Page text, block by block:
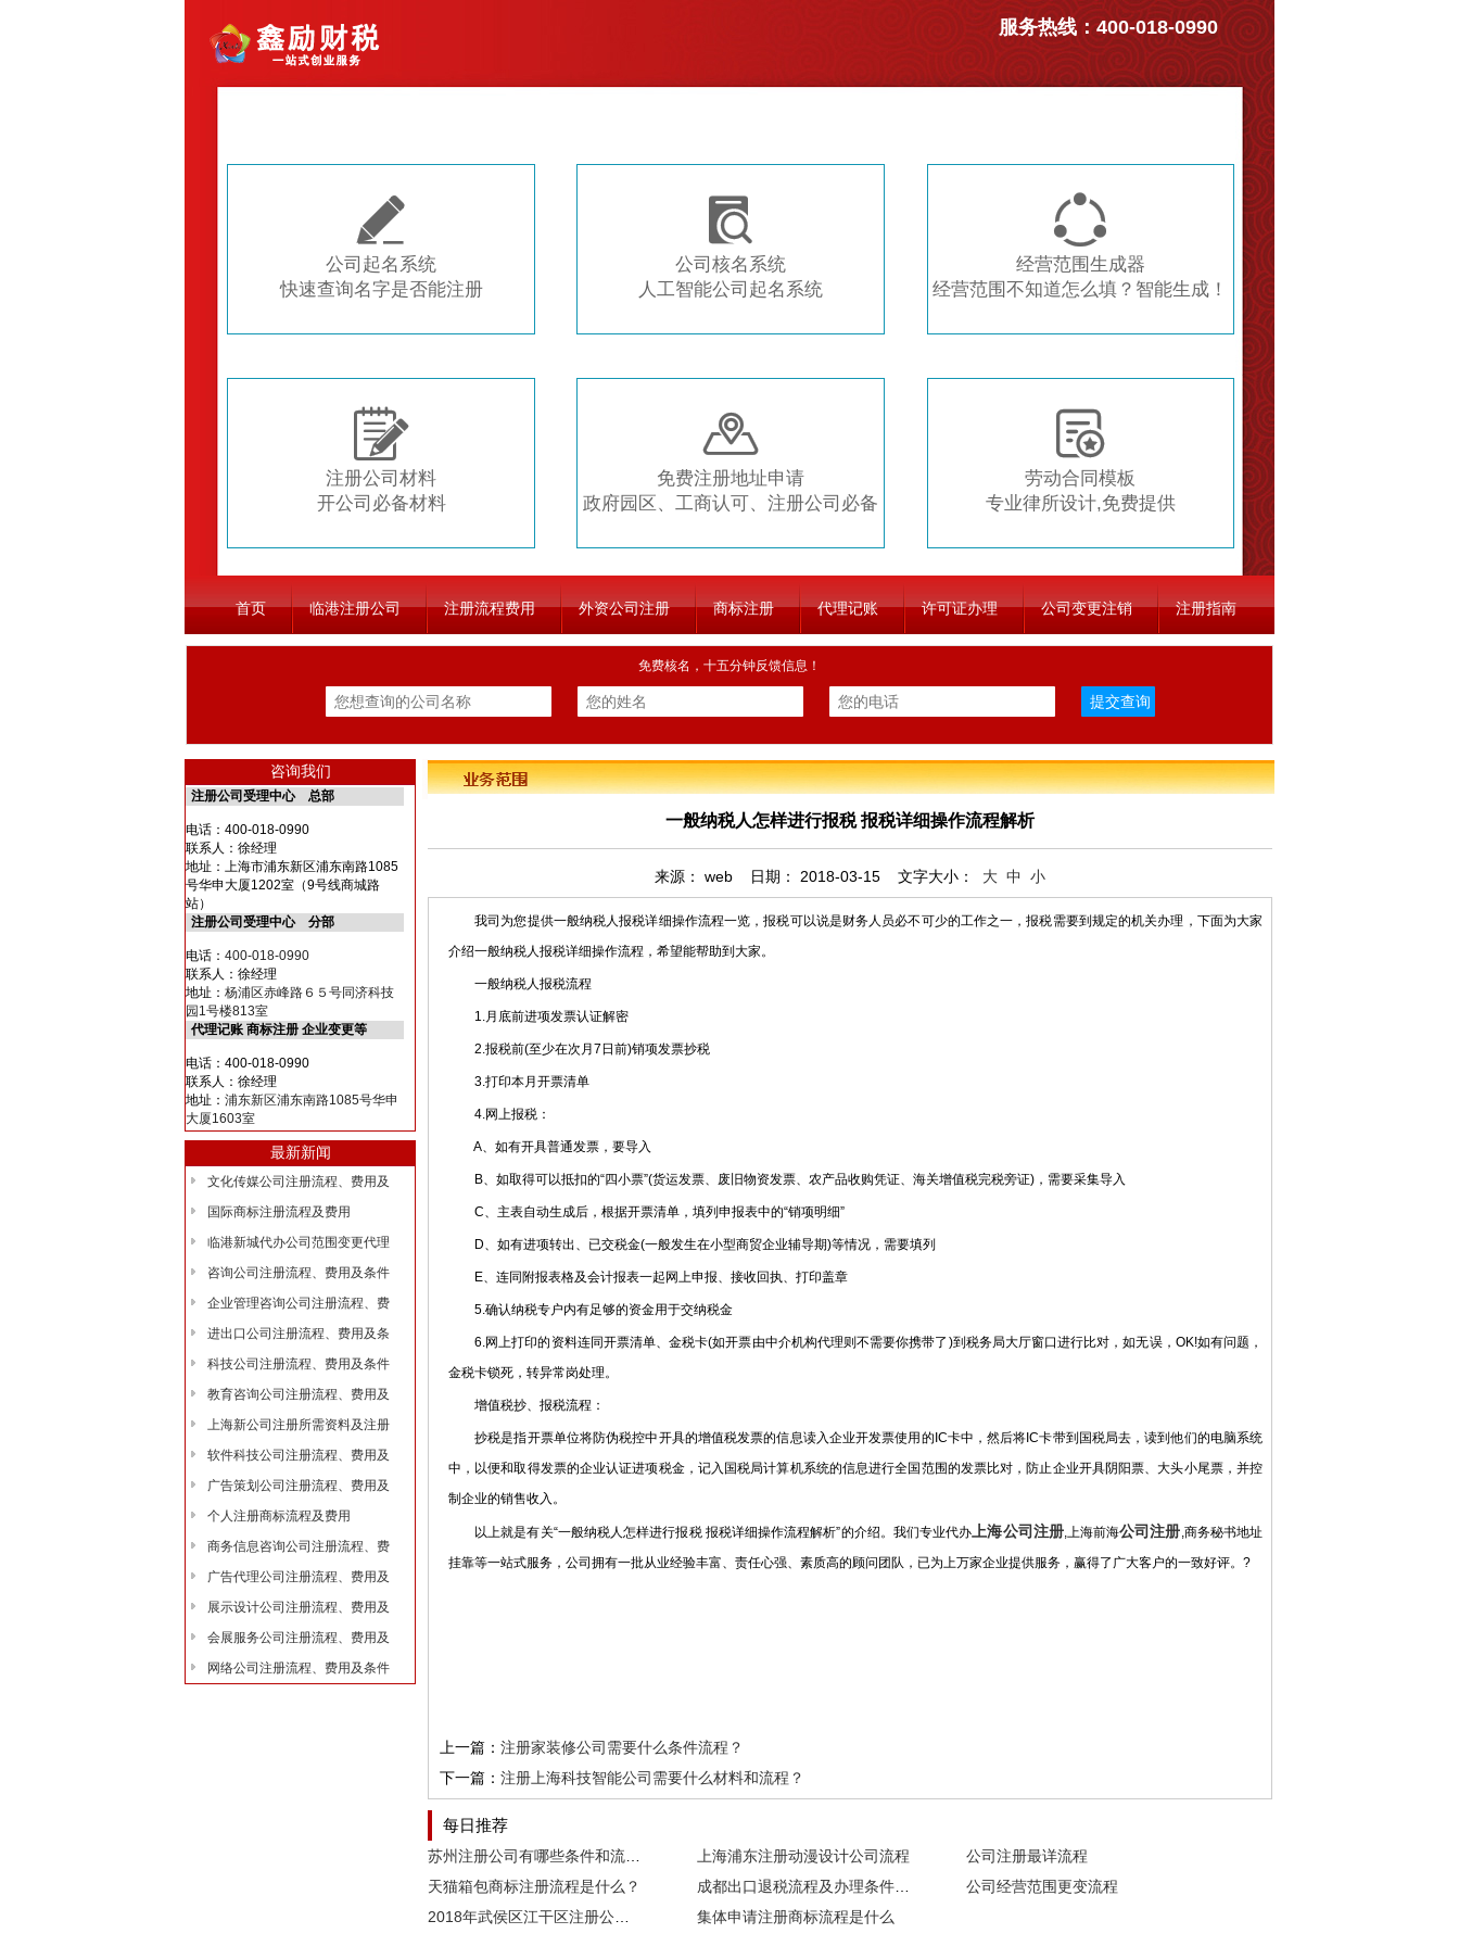

公司起名系统
快速查询名字是否能注册

公司核名系统
人工智能公司起名系统

经营范围生成器
经营范围不知道怎么填？智能生成！

注册公司材料
开公司必备材料

免费注册地址申请
政府园区、工商认可、注册公司必备

劳动合同模板
专业律所设计,免费提供
服务热线：400-018-0990
首页 临港注册公司 注册流程费用 外资公司注册 商标注册 代理记账 许可证办理 公司变更注销 注册指南
免费核名，十五分钟反馈信息！
咨询我们
注册公司受理中心 总部
电话： 400-018-0990
联系人：徐经理
地址：上海市浦东新区浦东南路1085
号华申大厦1202室（9号线商城路
站）
注册公司受理中心 分部
电话： 400-018-0990
联系人：徐经理
地址： 杨浦区赤峰路６５号同济科技
园1号楼813室
代理记账 商标注册 企业变更等
电话：400-018-0990
联系人：徐经理
地址： 浦东新区浦东南路1085号华申
大厦1603室
最新新闻
文化传媒公司注册流程、费用及
国际商标注册流程及费用
临港新城代办公司范围变更代理
咨询公司注册流程、费用及条件
企业管理咨询公司注册流程、费
进出口公司注册流程、费用及条
科技公司注册流程、费用及条件
教育咨询公司注册流程、费用及
上海新公司注册所需资料及注册
软件科技公司注册流程、费用及
广告策划公司注册流程、费用及
个人注册商标流程及费用
商务信息咨询公司注册流程、费
广告代理公司注册流程、费用及
展示设计公司注册流程、费用及
会展服务公司注册流程、费用及
网络公司注册流程、费用及条件
一般纳税人怎样进行报税 报税详细操作流程解析
来源： web 日期： 2018-03-15 文字大小： 大 中 小
我司为您提供一般纳税人报税详细操作流程一览，报税可以说是财务人员必不可少的工作之一，报税需要到规定的机关办理，下面为大家
介绍一般纳税人报税详细操作流程，希望能帮助到大家。
一般纳税人报税流程
1.月底前进项发票认证解密
2.报税前(至少在次月7日前)销项发票抄税
3.打印本月开票清单
4.网上报税：
A、如有开具普通发票，要导入
B、如取得可以抵扣的“四小票”(货运发票、废旧物资发票、农产品收购凭证、海关增值税完税旁证)，需要采集导入
C、主表自动生成后，根据开票清单，填列申报表中的“销项明细”
D、如有进项转出、已交税金(一般发生在小型商贸企业辅导期)等情况，需要填列
E、连同附报表格及会计报表一起网上申报、接收回执、打印盖章
5.确认纳税专户内有足够的资金用于交纳税金
6.网上打印的资料连同开票清单、金税卡(如开票由中介机构代理则不需要你携带了)到税务局大厅窗口进行比对，如无误，OK!如有问题，
金税卡锁死，转异常岗处理。
增值税抄、报税流程：
抄税是指开票单位将防伪税控中开具的增值税发票的信息读入企业开发票使用的IC卡中，然后将IC卡带到国税局去，读到他们的电脑系统
中，以便和取得发票的企业认证进项税金，记入国税局计算机系统的信息进行全国范围的发票比对，防止企业开具阴阳票、大头小尾票，并控
制企业的销售收入。
以上就是有关“一般纳税人怎样进行报税 报税详细操作流程解析”的介绍。我们专业代办 上海公司注册,上海前海公司注册,商务秘书地址
挂靠等一站式服务，公司拥有一批从业经验丰富、责任心强、素质高的顾问团队，已为上万家企业提供服务，赢得了广大客户的一致好评。?
上一篇： 注册家装修公司需要什么条件流程？
下一篇： 注册上海科技智能公司需要什么材料和流程？
每日推荐
上海浦东注册动漫设计公司流程
公司注册最详流程
天猫箱包商标注册流程是什么？
公司经营范围更变流程
集体申请注册商标流程是什么